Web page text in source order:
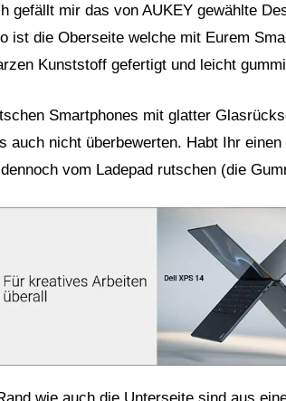
gefällt mir das von AUKEY gewählte
ist die Oberseite welche mit Eurem
Kunststoff gefertigt und leicht
Smartphones mit glatter
auch nicht überbewerten. Habt Ihr
vom Ladepad rutschen (die